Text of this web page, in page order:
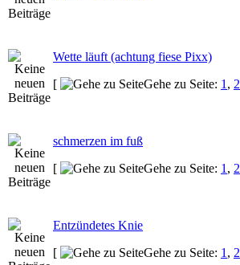
Wette läuft (achtung fiese Pixx)
[
Gehe zu Seite: 1 , 2
schmerzen im fuß
[
Gehe zu Seite: 1 , 2
Entzündetes Knie
[
Gehe zu Seite: 1 , 2